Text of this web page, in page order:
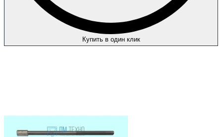
Купить в один клик